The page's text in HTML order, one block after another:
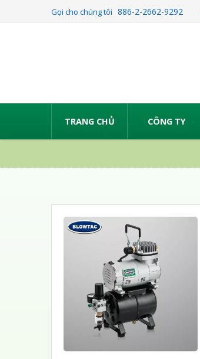
Gọi cho chúng tôi 886-2-2662-9292
TRANG CHỦ CÔNG TY